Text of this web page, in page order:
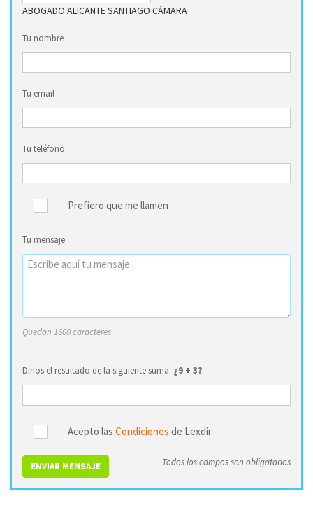
ABOGADO ALICANTE SANTIAGO CÁMARA
Tu nombre
Tu email
Tu teléfono
Prefiero que me llamen
Tu mensaje
Quedan 1600 caracteres
Dinos el resultado de la siguiente suma: ¿9 + 3?
Acepto las Condiciones de Lexdir.
ENVIAR MENSAJE Todos los campos son obligatorios